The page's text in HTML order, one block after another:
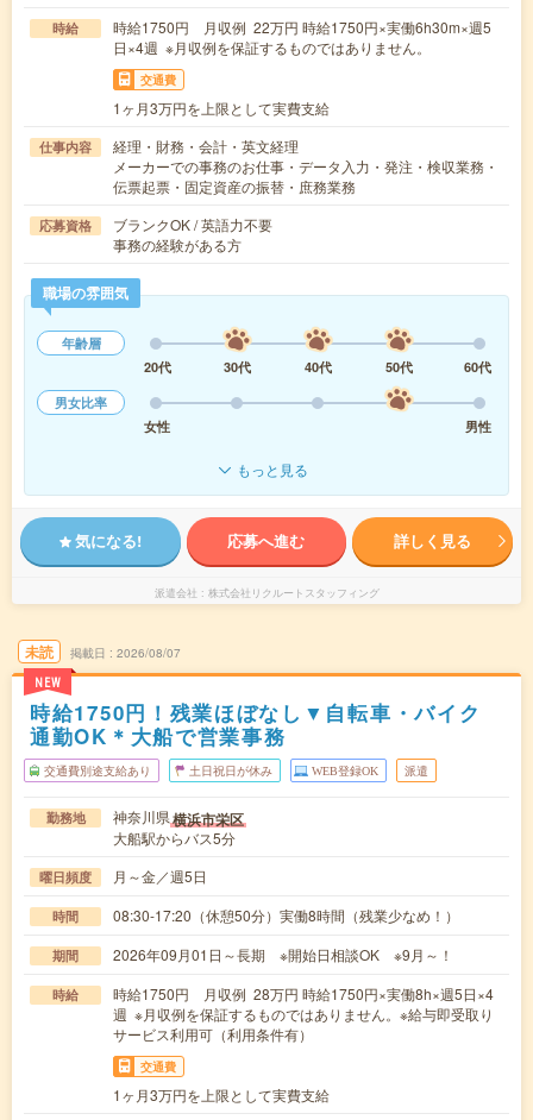
時給
時給1750円 月収例 22万円 時給1750円×実働6h30m×週5
日×4週 ※月収例を保証するものではありません。
交通費
1ヶ月3万円を上限として実費支給
仕事内容
経理・財務・会計・英文経理
メーカーでの事務のお仕事・データ入力・発注・検収業務・
伝票起票・固定資産の振替・庶務業務
応募資格
ブランクOK / 英語力不要
事務の経験がある方
職場の雰囲気
年齢層
20代
30代 40代 50代
60代
男女比率
女性
男性
もっと見る
気になる! 応募へ進む 詳しく見る
派遣会社 株式会社リクルートスタッフィング
未読
NEW
掲載日 2026/08/07
時給1750円！残業ほぼなし▼自転車・バイク
通勤OK＊大船で営業事務
交通費別途支給あり 土日祝日が休み WEB登録OK 派遣
勤務地 神奈川県横浜市栄区
大船駅からバス5分
曜日頻度 月～金／週5日
時間 08:30-17:20（休憩50分）実働8時間（残業少なめ！）
期間 2026年09月01日～長期 ※開始日相談OK ※9月～！
時給
時給1750円 月収例 28万円 時給1750円×実働8h×週5日×4
週 ※月収例を保証するものではありません。※給与即受取り
サービス利用可（利用条件有）
交通費
1ヶ月3万円を上限として実費支給